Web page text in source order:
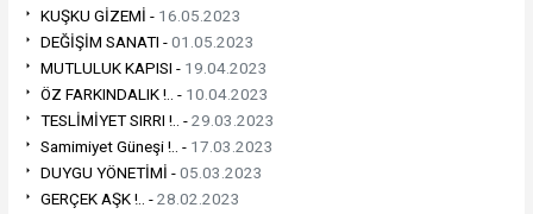
KUŞKU GİZEMİ - 16.05.2023
DEĞİŞİM SANATI -01.05.2023
MUTLULUK KAPISI - 19.04.2023
ÖZ FARKINDALIK !.. - 10.04.2023
TESLİMİYET SIRRI !.. -29.03.2023
Samimiyet Güneşi !.. - 17.03.2023
DUYGU YÖNETİMİ -05.03.2023
GERÇEK AŞK !.. -28.02.2023